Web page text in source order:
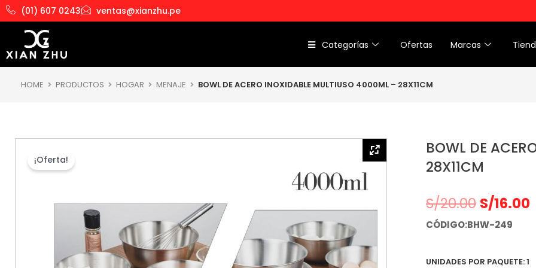
al
contenido
(01) 607 0243 ventas@xianzhu.pe
Categorías Ofertas Marcas
HOME PRODUCTOS HOGAR MENAJE BOWL DE ACERO INOXIDABLE MULTIUSO 4000ML – 28X11CM
¡Oferta!
BOWL DE
28X11CM
S/20.00 S/16.00
CÓDIGO:BHW-249
UNIDADES POR PAQUETE: 1